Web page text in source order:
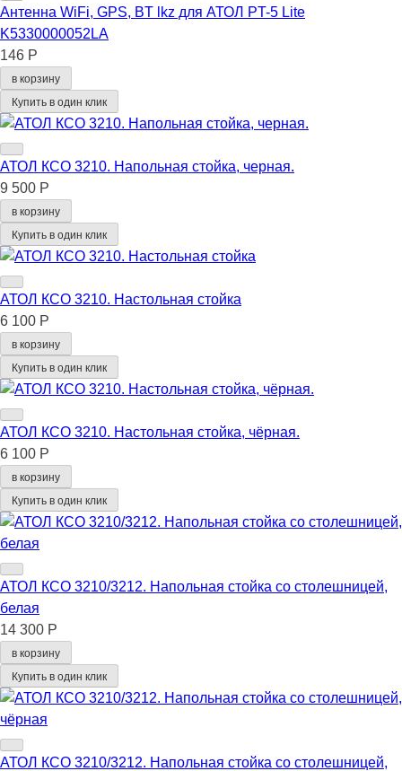
Антенна WiFi, GPS, BT lkz для АТОЛ PT-5 Lite
K5330000052LA
146 Р
в корзину
Купить в один клик
АТОЛ КСО 3210. Напольная стойка, черная.
9 500 Р
в корзину
Купить в один клик
АТОЛ КСО 3210. Настольная стойка
6 100 Р
в корзину
Купить в один клик
АТОЛ КСО 3210. Настольная стойка, чёрная.
6 100 Р
в корзину
Купить в один клик
АТОЛ КСО 3210/3212. Напольная стойка со столешницей,
белая
14 300 Р
в корзину
Купить в один клик
АТОЛ КСО 3210/3212. Напольная стойка со столешницей,